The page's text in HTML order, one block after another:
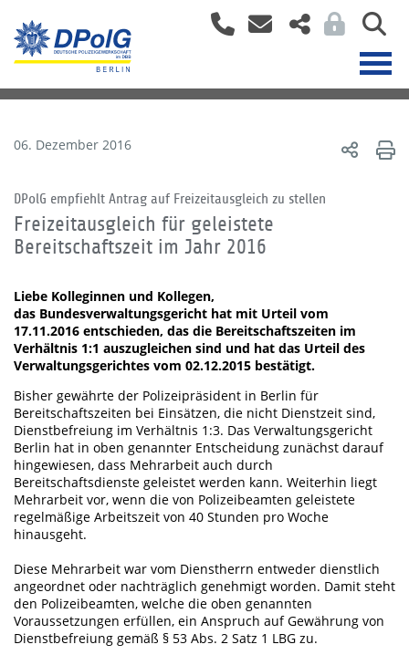
06. Dezember 2016
DPolG empfiehlt Antrag auf Freizeitausgleich zu stellen
Freizeitausgleich für geleistete
Bereitschaftszeit im Jahr 2016
Liebe Kolleginnen und Kollegen,
das Bundesverwaltungsgericht hat mit Urteil vom
17.11.2016 entschieden, das die Bereitschaftszeiten im
Verhältnis 1:1 auszugleichen sind und hat das Urteil des
Verwaltungsgerichtes vom 02.12.2015 bestätigt.
Bisher gewährte der Polizeipräsident in Berlin für
Bereitschaftszeiten bei Einsätzen, die nicht Dienstzeit sind,
Dienstbefreiung im Verhältnis 1:3. Das Verwaltungsgericht
Berlin hat in oben genannter Entscheidung zunächst darauf
hingewiesen, dass Mehrarbeit auch durch
Bereitschaftsdienste geleistet werden kann. Weiterhin liegt
Mehrarbeit vor, wenn die von Polizeibeamten geleistete
regelmäßige Arbeitszeit von 40 Stunden pro Woche
hinausgeht.
Diese Mehrarbeit war vom Dienstherrn entweder dienstlich
angeordnet oder nachträglich genehmigt worden. Damit steht
den Polizeibeamten, welche die oben genannten
Voraussetzungen erfüllen, ein Anspruch auf Gewährung von
Dienstbefreiung gemäß § 53 Abs. 2 Satz 1 LBG zu.